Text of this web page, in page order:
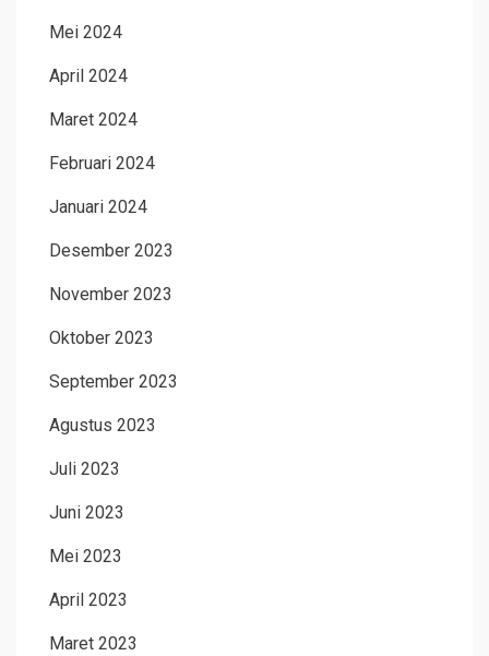
Mei 2024
April 2024
Maret 2024
Februari 2024
Januari 2024
Desember 2023
November 2023
Oktober 2023
September 2023
Agustus 2023
Juli 2023
Juni 2023
Mei 2023
April 2023
Maret 2023